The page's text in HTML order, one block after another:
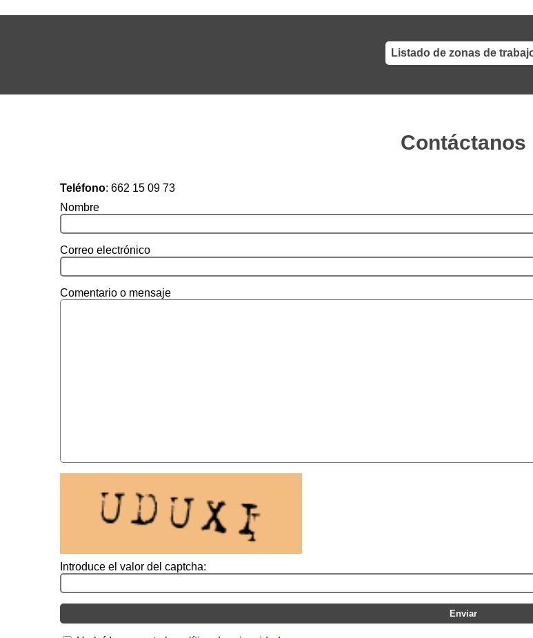
Listado de zonas de
Contáctanos
Teléfono: 662 15 09 73
Nombre
Correo electrónico
Comentario o mensaje
Introduce el valor del captcha: